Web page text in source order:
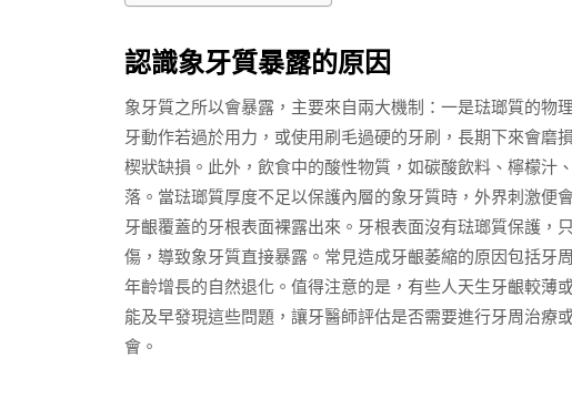
認識象牙質暴露的原因
象牙質之所以會暴露，主要來自兩大機制：一是琺瑯質的物
牙動作若過於用力，或使用刷毛過硬的牙刷，長期下來會磨
楔狀缺損。此外，飲食中的酸性物質，如碳酸飲料、檸檬汁
落。當琺瑯質厚度不足以保護內層的象牙質時，外界刺激便
牙齦覆蓋的牙根表面裸露出來。牙根表面沒有琺瑯質保護，
傷，導致象牙質直接暴露。常見造成牙齦萎縮的原因包括牙
年齡增長的自然退化。值得注意的是，有些人天生牙齦較薄
能及早發現這些問題，讓牙醫師評估是否需要進行牙周治療
會。